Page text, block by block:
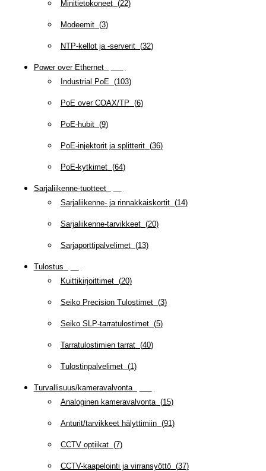
Minitietokoneet(22)
Modeemit(3)
NTP-kellot ja -serverit(32)
Power over Ethernet(
Industrial PoE (103)
PoE over COAX/TP (6)
PoE-hubit(9)
PoE-injektorit ja splitterit(36)
PoE-kytkimet(64)
Sarjaliikenne-tuotteet(
Sarjaliikenne- ja rinnakkaiskortit(14)
Sarjaliikenne-tarvikkeet(20)
Sarjaporttipalvelimet(13)
Tulostus
Kuittikirjoittimet(20)
Seiko Precision Tulostimet(3)
Seiko SLP-tarratulostimet(5)
Tarratulostimien tarrat(40)
Tulostinpalvelimet(1 )
Turvallisuus/kameravalvonta(
Analoginen kameravalvonta(15)
Anturit/tarvikkeet hälyttimiin(91 )
CCTV optiikat(7)
CCTV-kaapelointi ja virransyöttö(37)